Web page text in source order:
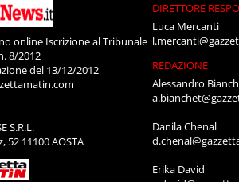
online Iscrizione al Tribunale
8/2012
del 13/12/2012
S.R.L.
52 11100 AOSTA
DIRETTORE
Luca Mercanti
REDAZIONE
Alessandro
Danila Chenal
Erika David